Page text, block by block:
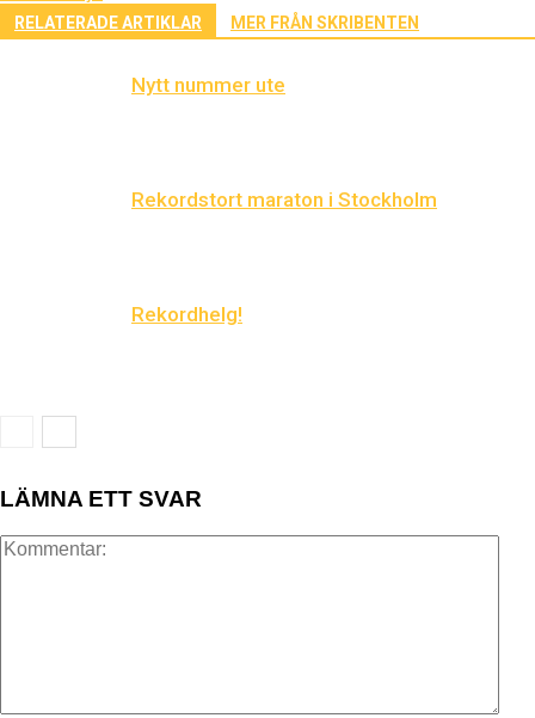
RELATERADE ARTIKLAR MER FRÅN SKRIBENTEN
Nytt nummer ute
Rekordstort maraton i Stockholm
Rekordhelg!
LÄMNA ETT SVAR